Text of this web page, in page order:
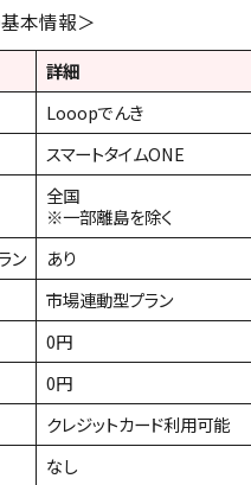
本情報＞
詳細
Looopでんき
スマートタイムONE
全国
※一部離島を除く
ン
あり
市場連動型プラン
0円
0円
クレジットカード利用可能
なし